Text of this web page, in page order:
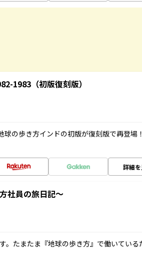
1983（初版復刻版）
球の歩き方インドの初版が復刻版で再登
詳細
社員の旅日記～
。たまたま『地球の歩き方』で働いている